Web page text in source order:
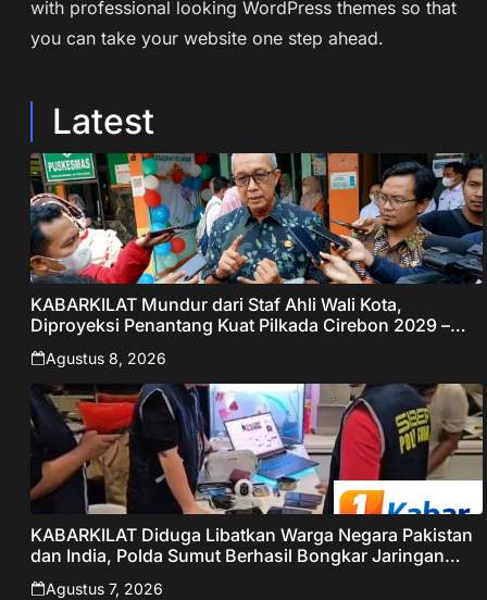
with professional looking WordPress themes so that
you can take your website one step ahead.
Latest
KABARKILAT Mundur dari Staf Ahli Wali Kota,
Diproyeksi Penantang Kuat Pilkada Cirebon 2029 –
Jabar Publisher
Agustus 8, 2026
KABARKILAT Diduga Libatkan Warga Negara Pakistan
dan India, Polda Sumut Berhasil Bongkar Jaringan
Online Scamming Internasional
Agustus 7, 2026